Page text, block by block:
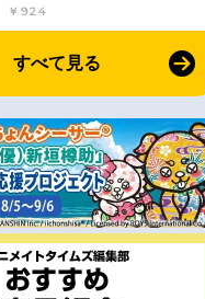
￥924
すべて見る